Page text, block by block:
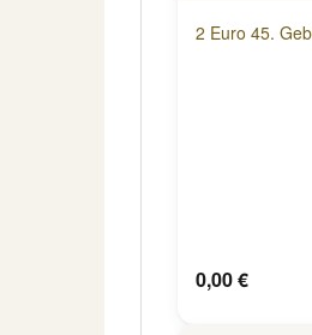
2 Euro 45.
0,00 €